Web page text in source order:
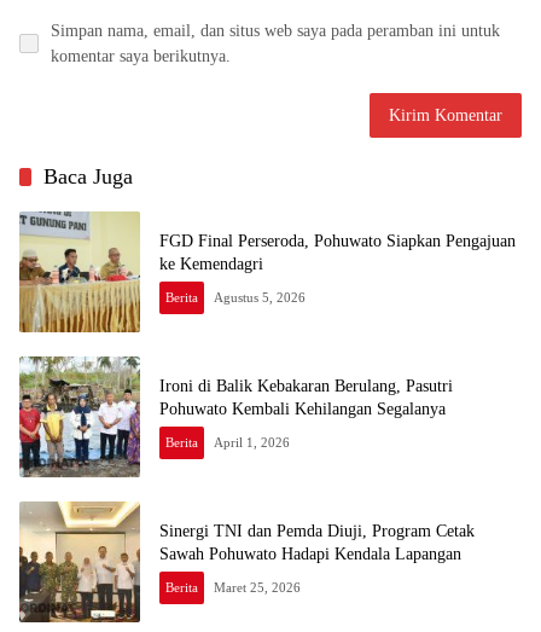
Simpan nama, email, dan situs web saya pada peramban ini untuk
komentar saya berikutnya.
Baca Juga
FGD Final Perseroda, Pohuwato Siapkan Pengajuan
ke Kemendagri
Berita Agustus 5, 2026
Ironi di Balik Kebakaran Berulang, Pasutri
Pohuwato Kembali Kehilangan Segalanya
Berita April 1, 2026
Sinergi TNI dan Pemda Diuji, Program Cetak
Sawah Pohuwato Hadapi Kendala Lapangan
Berita Maret 25, 2026